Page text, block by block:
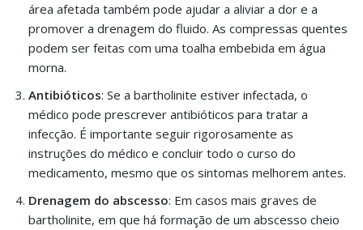
área afetada também pode ajudar a aliviar a dor e a
promover a drenagem do fluido. As compressas quentes
podem ser feitas com uma toalha embebida em água
morna.
Antibióticos: Se a bartholinite estiver infectada, o
médico pode prescrever antibióticos para tratar a
infecção. É importante seguir rigorosamente as
instruções do médico e concluir todo o curso do
medicamento, mesmo que os sintomas melhorem antes.
Drenagem do abscesso: Em casos mais graves de
bartholinite, em que há formação de um abscesso cheio